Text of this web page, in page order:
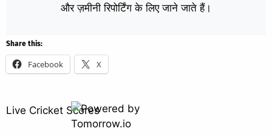
और ज़मीनी रिपोर्टिंग के लिए जाने जाते हैं।
Share this:
Facebook X
Live Cricket Scores